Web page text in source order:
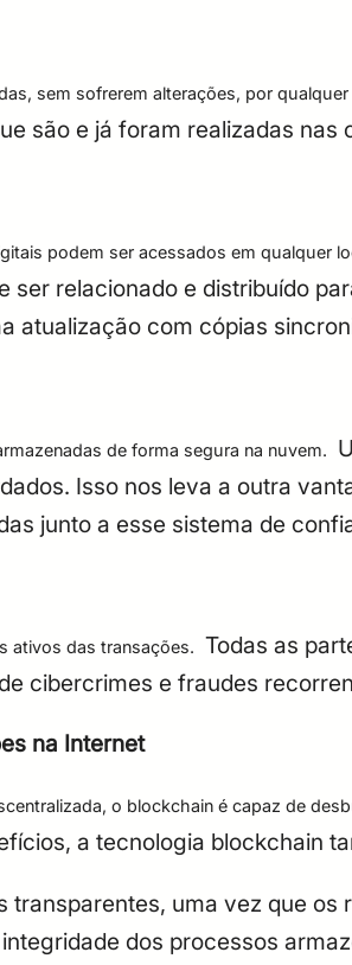
sem sofrerem alterações, por
são e já foram realizadas nas
podem ser acessados em qualquer
ser relacionado e distribuído
atualização com cópias
de forma segura na nuvem.
Isso nos leva a outra
junto a esse sistema de
ativos das transações. Todas as
cibercrimes e fraudes
na Internet
o blockchain é capaz de
a tecnologia blockchain
uma vez que os
dos processos